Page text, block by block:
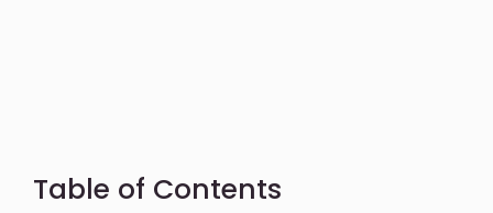
Table of Contents